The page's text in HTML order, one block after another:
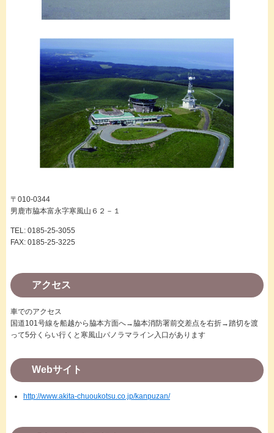
〒010-0344
男鹿市脇本富永字寒風山６２－１
TEL: 0185-25-3055
FAX: 0185-25-3225
アクセス
車でのアクセス
国道101号線を船越から脇本方面へ→脇本消防署前交差点を右折→踏切を渡
って5分くらい行くと寒風山パノラマライン入口があります
Webサイト
http://www.akita-chuoukotsu.co.jp/kanpuzan/